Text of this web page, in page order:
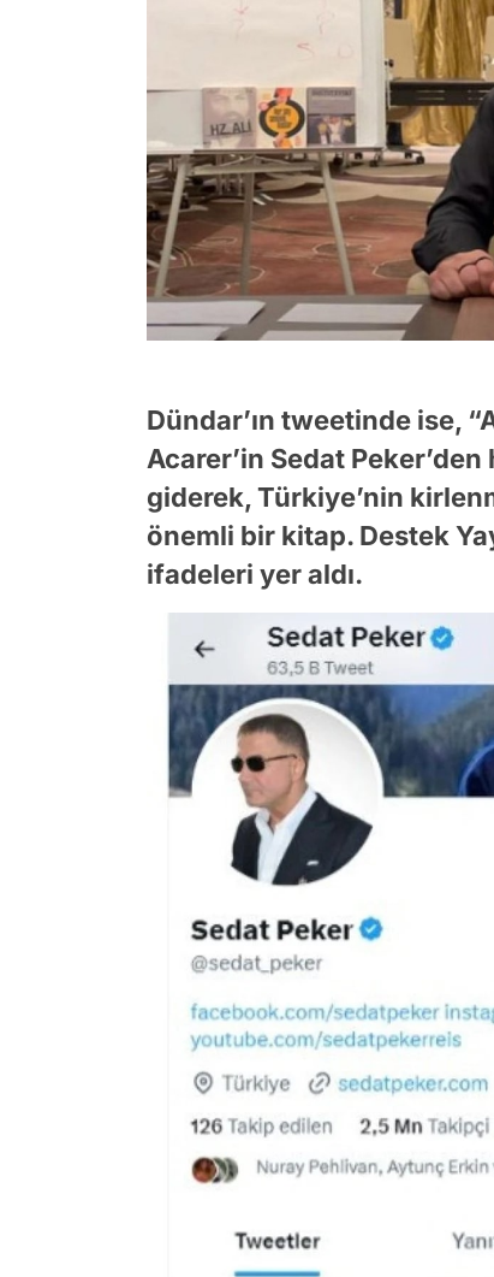
Dündar’ın tweetinde ise,
Acarer’in Sedat
giderek, Türkiye’nin
önemli bir kitap. Destek
ifadeleri yer aldı.